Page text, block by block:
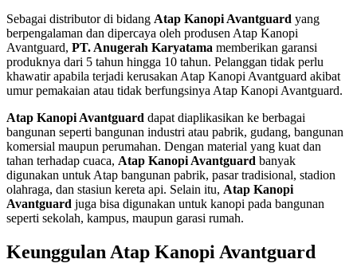
Sebagai distributor di bidang Atap Kanopi Avantguard yang
berpengalaman dan dipercaya oleh produsen Atap Kanopi
Avantguard, PT. Anugerah Karyatama memberikan garansi
produknya dari 5 tahun hingga 10 tahun. Pelanggan tidak perlu
khawatir apabila terjadi kerusakan Atap Kanopi Avantguard akibat
umur pemakaian atau tidak berfungsinya Atap Kanopi Avantguard.
Atap Kanopi Avantguard dapat diaplikasikan ke berbagai
bangunan seperti bangunan industri atau pabrik, gudang, bangunan
komersial maupun perumahan. Dengan material yang kuat dan
tahan terhadap cuaca, Atap Kanopi Avantguard banyak
digunakan untuk Atap bangunan pabrik, pasar tradisional, stadion
olahraga, dan stasiun kereta api. Selain itu, Atap Kanopi
Avantguard juga bisa digunakan untuk kanopi pada bangunan
seperti sekolah, kampus, maupun garasi rumah.
Keunggulan Atap Kanopi Avantguard